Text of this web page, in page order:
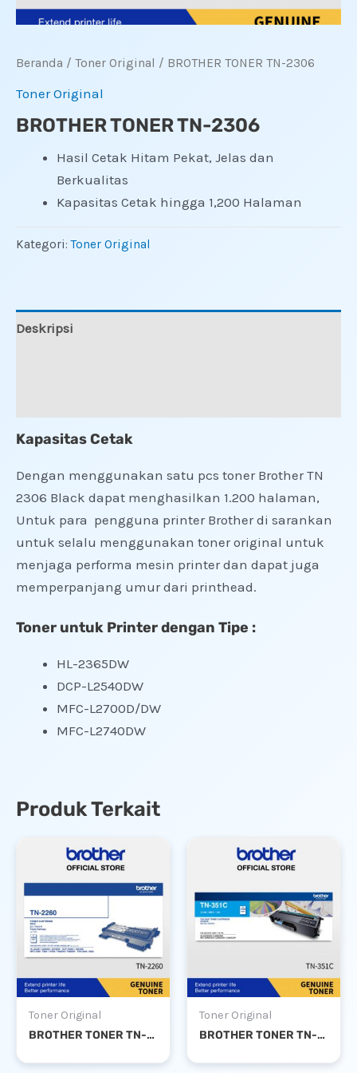
Beranda / Toner Original / BROTHER TONER TN-2306
Toner Original
BROTHER TONER TN-2306
Hasil Cetak Hitam Pekat, Jelas dan
Berkualitas
Kapasitas Cetak hingga 1,200 Halaman
Kategori:Toner Original
Deskripsi
Kapasitas Cetak
Dengan menggunakan satu pcs toner Brother TN
2306 Black dapat menghasilkan 1.200 halaman,
Untuk para pengguna printer Brother di sarankan
untuk selalu menggunakan toner original untuk
menjaga performa mesin printer dan dapat juga
memperpanjang umur dari printhead.
Toner untuk Printer dengan Tipe :
HL-2365DW
DCP-L2540DW
MFC-L2700D/DW
MFC-L2740DW
Produk Terkait
Toner Original
BROTHER TONER TN-2260
Toner Original
BROTHER TONER TN-351 CYAN